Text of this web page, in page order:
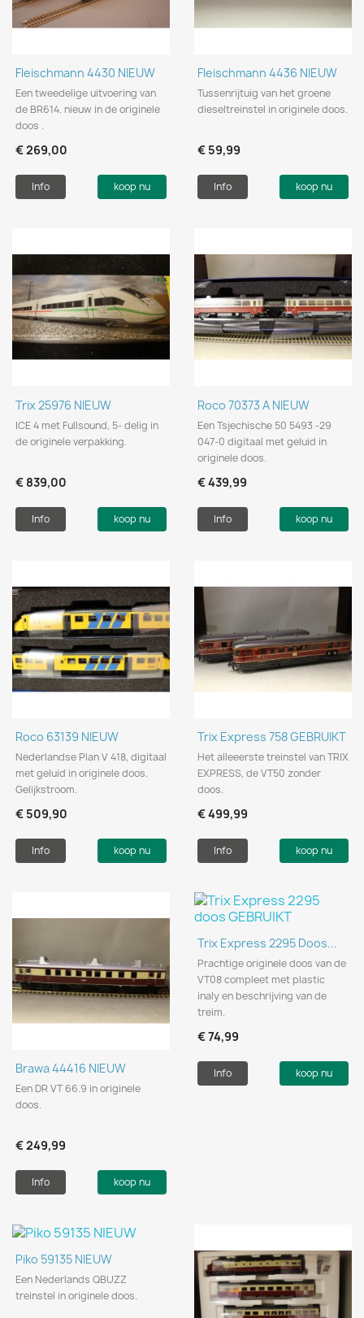
Fleischmann 4430 NIEUW
Een tweedelige uitvoering van
de BR614. nieuw in de originele
doos .
€ 269,00
Info koop nu
Fleischmann 4436 NIEUW
Tussenrijtuig van het groene
dieseltreinstel in originele doos.
€ 59,99
Info koop nu
Trix 25976 NIEUW
ICE 4 met Fullsound, 5- delig in
de originele verpakking.
€ 839,00
Info koop nu
Roco 70373 A NIEUW
Een Tsjechische 50 5493 -29
047-0 digitaal met geluid in
originele doos.
€ 439,99
Info koop nu
Roco 63139 NIEUW
Nederlandse Plan V 418, digitaal
met geluid in originele doos.
Gelijkstroom.
€ 509,90
Info koop nu
Trix Express 758 GEBRUIKT
Het alleeerste treinstel van TRIX
EXPRESS, de VT50 zonder
doos.
€ 499,99
Info koop nu
Brawa 44416 NIEUW
Een DR VT 66.9 in originele
doos.
€ 249,99
Info koop nu
Trix Express 2295 Doos...
Prachtige originele doos van de
VT08 compleet met plastic
inaly en beschrijving van de
treim.
€ 74,99
Info koop nu
Piko 59135 NIEUW
Een Nederlands QBUZZ
treinstel in originele doos.